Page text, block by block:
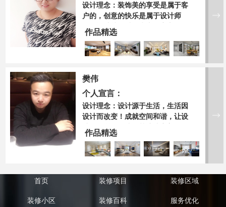
设计理念：装饰美的享受是属于客
户的，创意的快乐是属于设计师
的！设计就是以人为本，遵守自然
法则，缔造经典家装。设计是恒久
的，在经过很长一段岁月后仍然具
有耐看的质感。家是一个很温暖很
么，我也经常问自己，现在的我看
来，家在心中；设计不仅要在“情
理之中”，还要“出其不意”！
作品精选
樊伟
个人宣言：
设计理念：设计源于生活，生活因
设计而改变！成就空间和谐，让设
计物有所值，让细节缔造完美！一
尘不染、素净澄明。用平静的心灵
看世界，利用淡淡的家具布局把原
有的空间净化，把气质和品位含蓄
作品精选
首页 装修项目 装修区域
装修小区 装修百科 服务优化